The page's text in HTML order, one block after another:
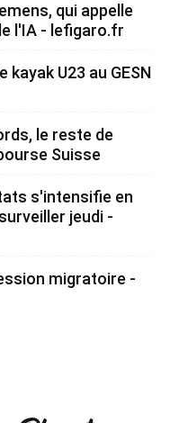
qui appelle
l'IA - lefigaro.fr
kayak U23 au GESN
le reste de
Suisse
s'intensifie en
jeudi -
migratoire -